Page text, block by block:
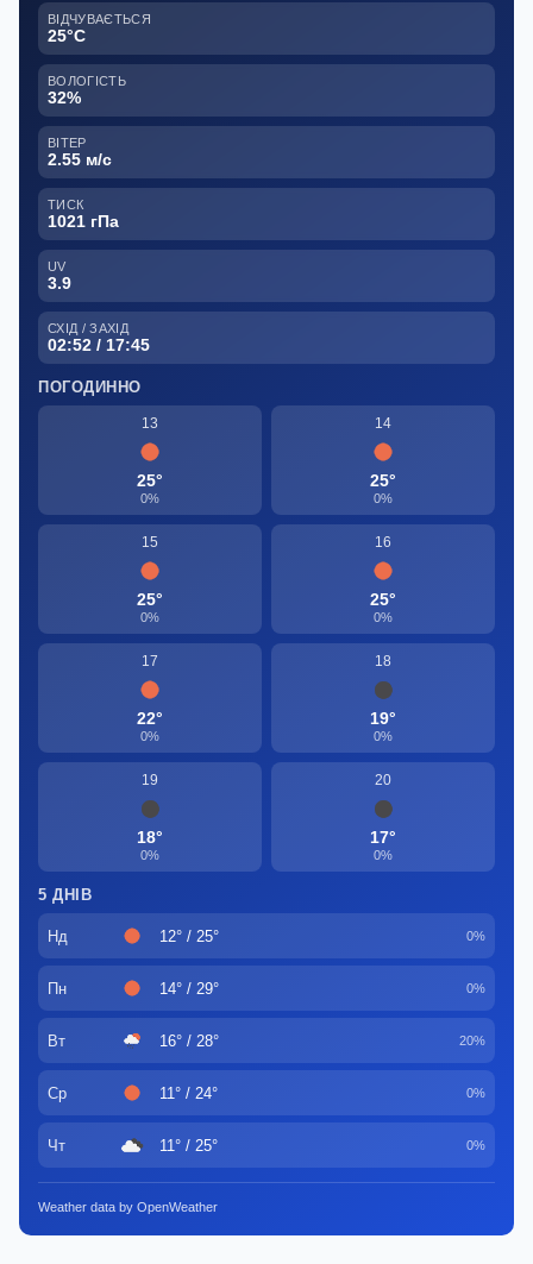
ВІДЧУВАЄТЬСЯ
25°C
ВОЛОГІСТЬ
32%
ВІТЕР
2.55 м/с
ТИСК
1021 гПа
UV
3.9
СХІД / ЗАХІД
02:52 / 17:45
ПОГОДИННО
13
25°
0%
14
25°
0%
15
25°
0%
16
25°
0%
17
22°
0%
18
19°
0%
19
18°
0%
20
17°
0%
5 ДНІВ
Нд 12° / 25° 0%
Пн 14° / 29° 0%
Вт 16° / 28° 20%
Ср 11° / 24° 0%
Чт 11° / 25° 0%
Weather data by OpenWeather